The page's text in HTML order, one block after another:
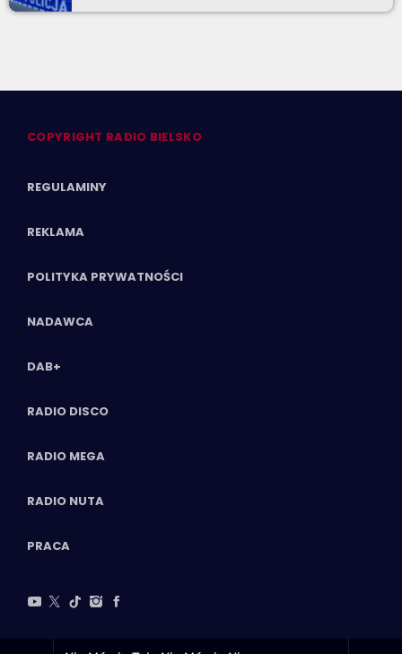
COPYRIGHT RADIO BIELSKO
REGULAMINY
REKLAMA
POLITYKA PRYWATNOŚCI
NADAWCA
DAB+
RADIO DISCO
RADIO MEGA
RADIO NUTA
PRACA